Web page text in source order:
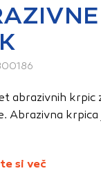
abrazivnih krpic
Abrazivna krpica
si več
vašega
vaše nastavitve,
Te
zagotovijo bolj
Klikajte
Blokiranje